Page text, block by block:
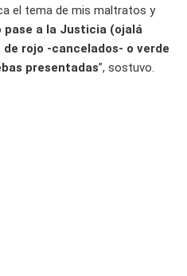
el tema de mis maltratos y
pase a la Justicia (ojalá
rojo -cancelados- o verde
presentadas”, sostuvo.